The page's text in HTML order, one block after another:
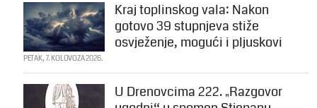
Kraj toplinskog vala: Nakon
gotovo 39 stupnjeva stiže
osvježenje, mogući i pljuskovi
PETAK, 7. KOLOVOZA 2026.
U Drenovcima 222. „Razgovor